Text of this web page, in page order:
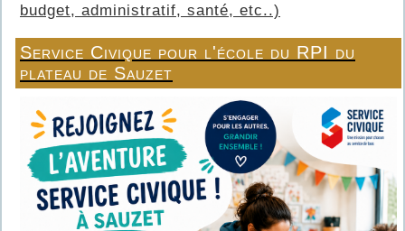
budget, administratif, santé, etc..)
Service Civique pour l'école du RPI du
plateau de Sauzet